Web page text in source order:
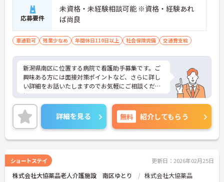
応募要件
未資格・未経験相談可能 ※資格・経験あれ
ば尚良
車通勤可 残業少なめ 年間休日110日以上 社会保険完備 交通費支給
新潟県南区に位置する病院で看護助手募集です。ご
興味ある方には面接対策ポイントなど、さらに詳し
い詳細をお話いたしますのでお気軽にご相談くださ
い。
詳細を見る 無料 紹介してもらう
ショートステイ 更新日：2026年02月25日
株式会社大協薬品老人介護施設 南区ゆとり 株式会社大協薬品